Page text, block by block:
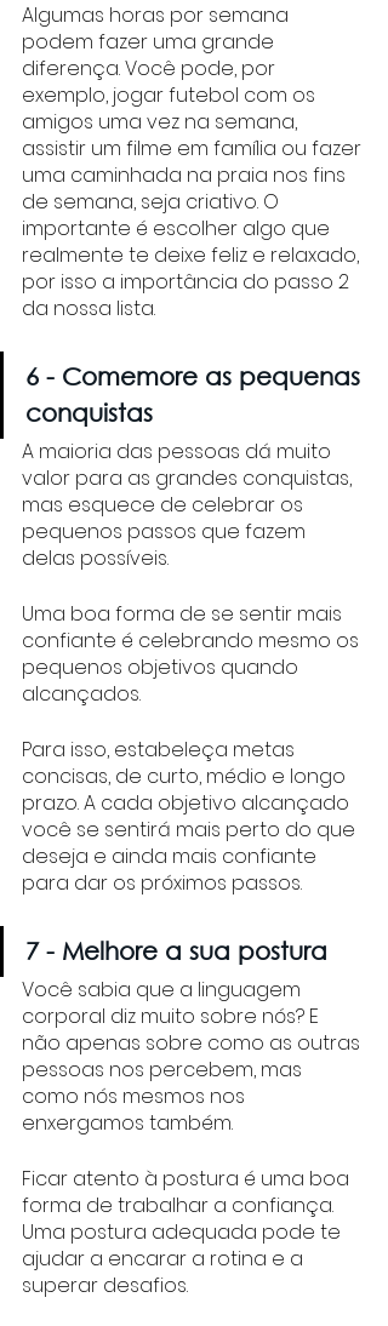
Algumas horas por semana
podem fazer uma grande
diferença. Você pode, por
exemplo, jogar futebol com os
amigos uma vez na semana,
assistir um filme em família ou fazer
uma caminhada na praia nos fins
de semana, seja criativo. O
importante é escolher algo que
realmente te deixe feliz e relaxado,
por isso a importância do passo 2
da nossa lista.
6 - Comemore as pequenas
conquistas
A maioria das pessoas dá muito
valor para as grandes conquistas,
mas esquece de celebrar os
pequenos passos que fazem
delas possíveis.
Uma boa forma de se sentir mais
confiante é celebrando mesmo os
pequenos objetivos quando
alcançados.
Para isso, estabeleça metas
concisas, de curto, médio e longo
prazo. A cada objetivo alcançado
você se sentirá mais perto do que
deseja e ainda mais confiante
para dar os próximos passos.
7 - Melhore a sua postura
Você sabia que a linguagem
corporal diz muito sobre nós? E
não apenas sobre como as outras
pessoas nos percebem, mas
como nós mesmos nos
enxergamos também.
Ficar atento à postura é uma boa
forma de trabalhar a confiança.
Uma postura adequada pode te
ajudar a encarar a rotina e a
superar desafios.